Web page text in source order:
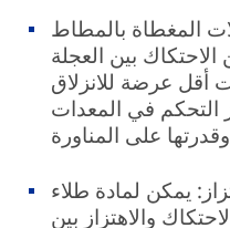
المغطاة بالمطاط
بين العجلة
أقل عرضة للانزلاق
التحكم في المعدات
يمكن لمادة طلاء
والاهتزاز بين